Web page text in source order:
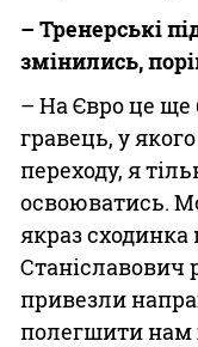
– Тренерські
змінились,
– На Євро це ще
гравець, у
переходу, я
освоюватись.
якраз
Станіславович
привезли
полегшити нам